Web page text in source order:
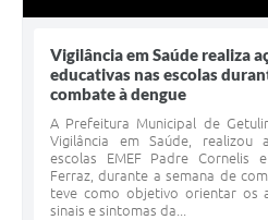
Vigilância em Saúde realiza
educativas nas escolas
combate à dengue
A Prefeitura Municipal de
Vigilância em Saúde, realizou
escolas EMEF Padre Cornelis
Ferraz, durante a semana de
teve como objetivo orientar os
sinais e sintomas da...